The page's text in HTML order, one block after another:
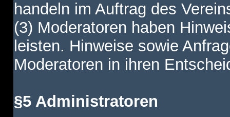
handeln im Auftrag des
(3) Moderatoren haben
leisten. Hinweise sowie
Moderatoren in ihren
§5 Administratoren